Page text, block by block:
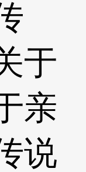
于
亲
说